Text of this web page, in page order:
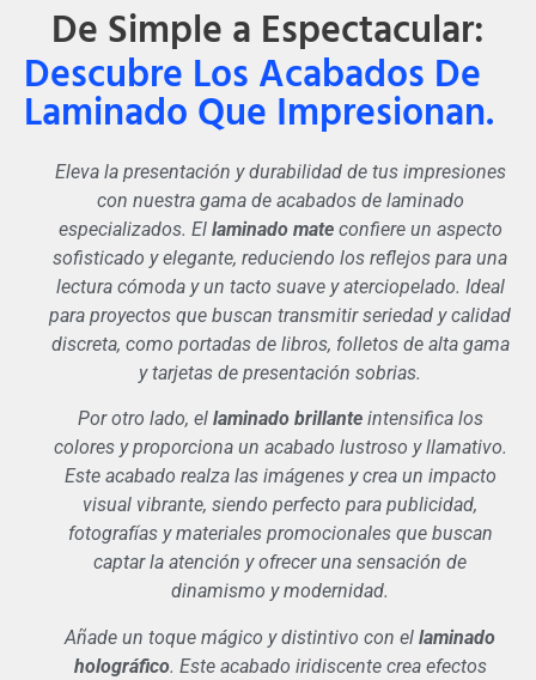
De Simple a Espectacular:
Descubre Los Acabados De
Laminado Que Impresionan.
Eleva la presentación y durabilidad de tus impresiones
con nuestra gama de acabados de laminado
especializados. El laminado mateconfiere un aspecto
sofisticado y elegante, reduciendo los reflejos para una
lectura cómoda y un tacto suave y aterciopelado. Ideal
para proyectos que buscan transmitir seriedad y calidad
discreta, como portadas de libros, folletos de alta gama
y tarjetas de presentación sobrias.
Por otro lado, el laminado brillanteintensifica los
colores y proporciona un acabado lustroso y llamativo.
Este acabado realza las imágenes y crea un impacto
visual vibrante, siendo perfecto para publicidad,
fotografías y materiales promocionales que buscan
captar la atención y ofrecer una sensación de
dinamismo y modernidad.
Añade un toque mágico y distintivo con el laminado
holográfico. Este acabado iridiscente crea efectos